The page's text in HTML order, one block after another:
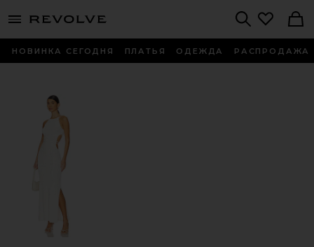
menu - shows more content
НОВИНКА СЕГОДНЯ ПЛАТЬЯ ОДЕЖДА РАСПРОДАЖА